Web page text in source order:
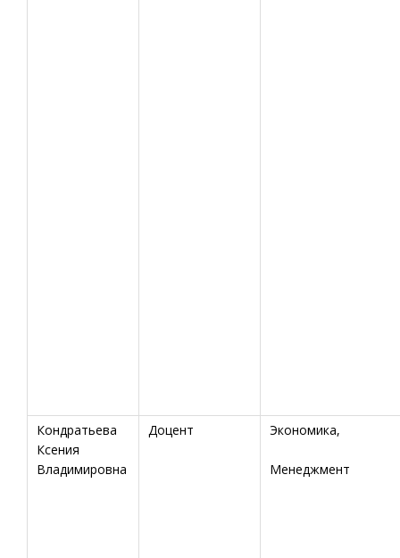
Кондратьева
Ксения
Владимировна
Доцент Экономика,
Менеджмент